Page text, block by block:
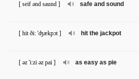
safe and sound
[ seif ənd saund ]
hit the jackpot
[ hit ði: 'ʤækpɔt ]
as easy as pie
[ əz 'i:zi əz pai ]